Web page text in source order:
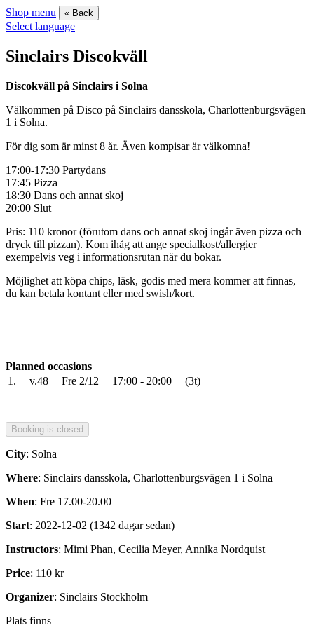
Shop menu « Back
Select language
Sinclairs Discokväll
Discokväll på Sinclairs i Solna
Välkommen på Disco på Sinclairs dansskola, Charlottenburgsvägen
1 i Solna.
För dig som är minst 8 år. Även kompisar är välkomna!
17:00-17:30 Partydans
17:45 Pizza
18:30 Dans och annat skoj
20:00 Slut
Pris: 110 kronor (förutom dans och annat skoj ingår även pizza och
dryck till pizzan). Kom ihåg att ange specialkost/allergier
exempelvis veg i informationsrutan när du bokar.
Möjlighet att köpa chips, läsk, godis med mera kommer att finnas,
du kan betala kontant eller med swish/kort.
Planned occasions
1.
v.48 Fre 2/12 17:00 - 20:00 (3t)
City: Solna
Where: Sinclairs dansskola, Charlottenburgsvägen 1 i Solna
When: Fre 17.00-20.00
Start: 2022-12-02 (1342 dagar sedan)
Instructors: Mimi Phan, Cecilia Meyer, Annika Nordquist
Price: 110 kr
Organizer: Sinclairs Stockholm
Plats finns